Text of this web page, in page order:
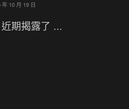
年 10 月 19 日
期揭露了 ...